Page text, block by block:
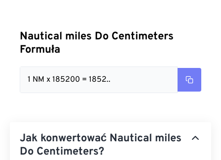
Nautical miles Do Centimeters
Formuła
1 NM x 185200 = 1852..
Jak konwertować Nautical miles
Do Centimeters?